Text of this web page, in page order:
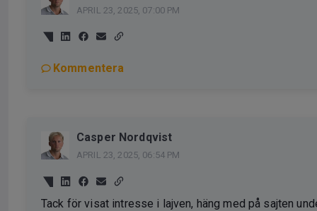
APRIL 23, 2025, 07:00 PM
Kommentera
Casper Nordqvist
APRIL 23, 2025, 06:54 PM
Tack för visat intresse i lajven, häng med på sajten